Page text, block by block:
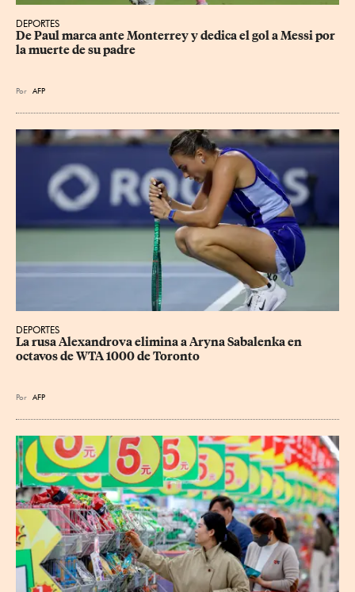
DEPORTES
De Paul marca ante Monterrey y dedica el gol a Messi por
la muerte de su padre
Por AFP
DEPORTES
La rusa Alexandrova elimina a Aryna Sabalenka en
octavos de WTA 1000 de Toronto
Por AFP